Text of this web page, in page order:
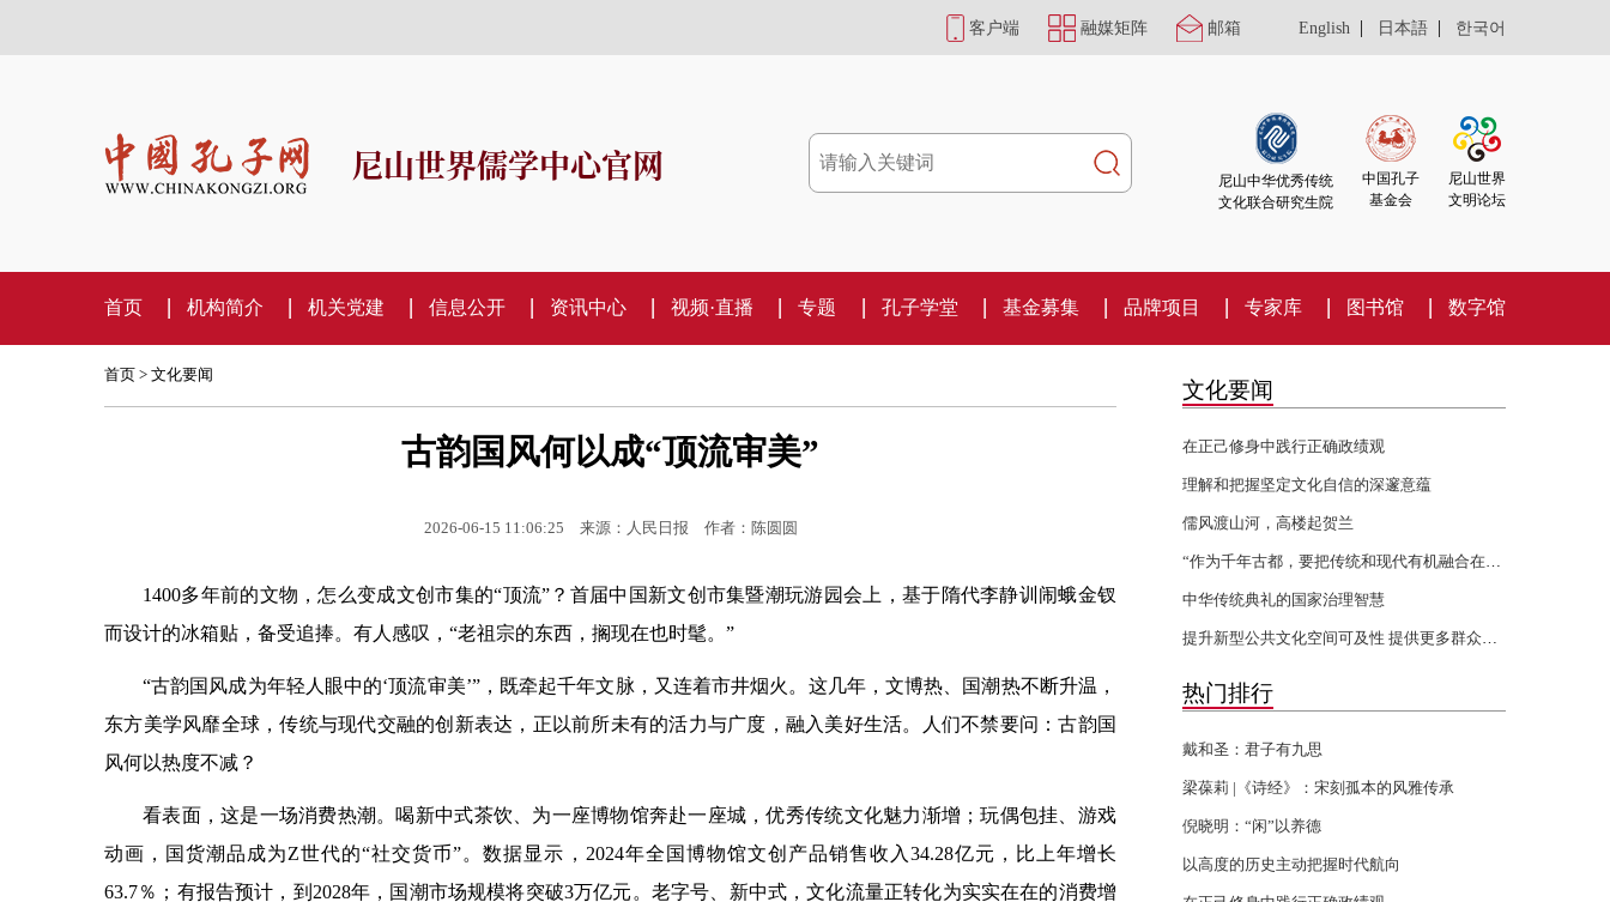
客户端 融媒矩阵 邮箱 English | 日本語 | 한국어
尼山世界儒学中心官网
尼山中华优秀传统
文化联合研究生院
中国孔子
基金会
尼山世界
文明论坛
首页 机构简介 机关党建 信息公开 资讯中心 视频·直播 专题 孔子学堂 基金募集 品牌项目 专家库 图书馆 数字馆
首页 > 文化要闻
古韵国风何以成“顶流审美”
2026-06-15 11:06:25 来源：人民日报 作者：陈圆圆
1400多年前的文物，怎么变成文创市集的“顶流”？首届中国新文创市集暨潮玩游园会上，基于隋代李静训闹蛾金钗
而设计的冰箱贴，备受追捧。有人感叹，“老祖宗的东西，搁现在也时髦。”
“古韵国风成为年轻人眼中的‘顶流审美’”，既牵起千年文脉，又连着市井烟火。这几年，文博热、国潮热不断升温，
东方美学风靡全球，传统与现代交融的创新表达，正以前所未有的活力与广度，融入美好生活。人们不禁要问：古韵国
风何以热度不减？
看表面，这是一场消费热潮。喝新中式茶饮、为一座博物馆奔赴一座城，优秀传统文化魅力渐增；玩偶包挂、游戏
动画，国货潮品成为Z世代的“社交货币”。数据显示，2024年全国博物馆文创产品销售收入34.28亿元，比上年增长
63.7％；有报告预计，到2028年，国潮市场规模将突破3万亿元。老字号、新中式，文化流量正转化为实实在在的消费增
文化要闻
在正己修身中践行正确政绩观
理解和把握坚定文化自信的深邃意蕴
儒风渡山河，高楼起贺兰
中华传统典礼的国家治理智慧
热门排行
戴和圣：君子有九思
梁葆莉 |《诗经》：宋刻孤本的风雅传承
倪晓明：“闲”以养德
以高度的历史主动把握时代航向